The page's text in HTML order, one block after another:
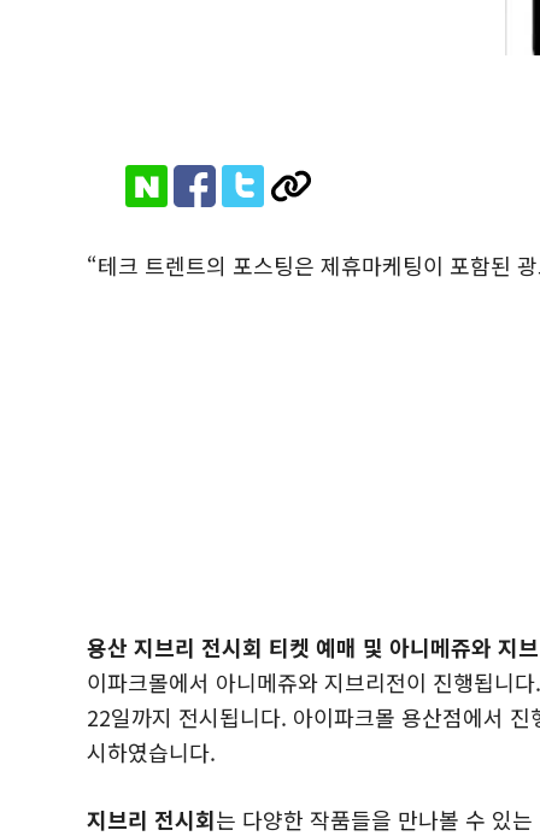
“테크 트렌트의 포스팅은 제휴마케팅이 포함된
용산 지브리 전시회 티켓 예매 및 아니메쥬와 지
이파크몰에서 아니메쥬와 지브리전이 진행됩니
22일까지 전시됩니다. 아이파크몰 용산점에서
시하였습니다.
지브리 전시회는 다양한 작품들을 만나볼 수 있